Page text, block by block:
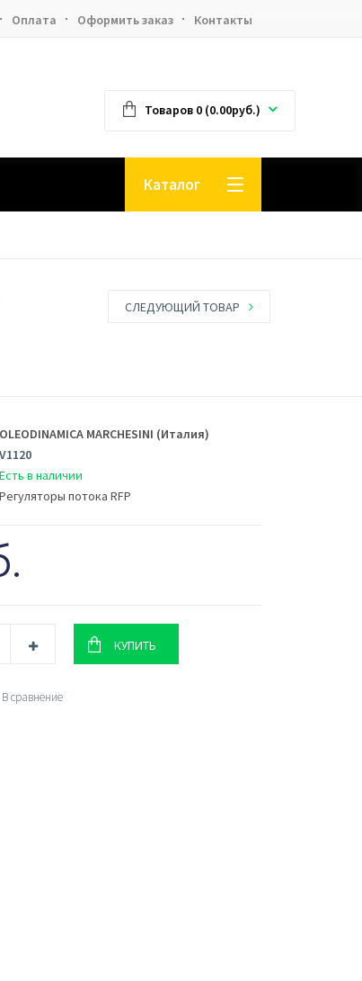
Оплата Оформить заказ Контакты
Товаров 0 (0.00руб.)
Каталог
СЛЕДУЮЩИЙ ТОВАР
OLEODINAMICA MARCHESINI (Италия)
V1120
Есть в наличии
Регуляторы потока RFP
В сравнение